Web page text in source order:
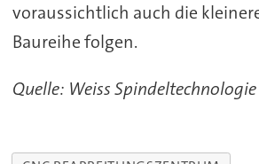
voraussichtlich auch die
Baureihe folgen.
Quelle: Weiss